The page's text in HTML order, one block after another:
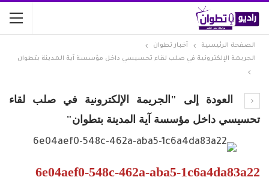
الصفحة الرئيسية
أخبار تطوان
الجريمة الإلكترونية في صلب لقاء تحسيسي داخل مؤسسة آية المدينة بتطوان
العودة إلى "الجريمة الإلكترونية في صلب لقاء
تحسيسي داخل مؤسسة آية المدينة بتطوان"
6e04aef0-548c-462a-aba5-1c6a4da83a22